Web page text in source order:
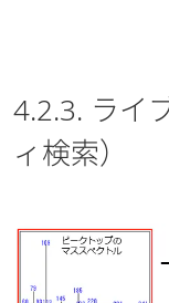
4.2.3. ライ
ィ検索）